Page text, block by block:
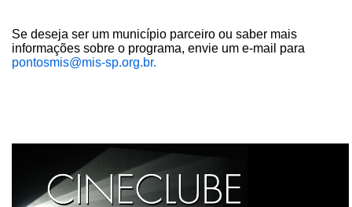
Se deseja ser um município parceiro ou saber mais
informações sobre o programa, envie um e-mail para
pontosmis@mis-sp.org.br.